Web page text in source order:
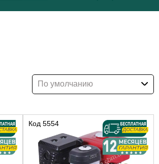
По умолчанию
Код 5554